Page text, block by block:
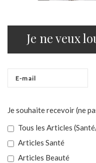
Je ne veux
Je souhaite recevoir (ne
Tous les Articles
Articles Santé
Articles Beauté